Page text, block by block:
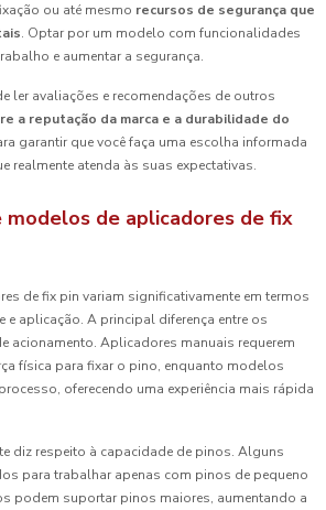
ou até mesmo recursos de segurança que
. Optar por um modelo com funcionalidades
e aumentar a segurança.
ler avaliações e recomendações de outros
a reputação da marca e a durabilidade do
garantir que você faça uma escolha informada
realmente atenda às suas expectativas.
modelos de aplicadores de fix
de fix pin variam significativamente em termos
e aplicação. A principal diferença entre os
acionamento. Aplicadores manuais requerem
física para fixar o pino, enquanto modelos
oferecendo uma experiência mais rápida
diz respeito à capacidade de pinos. Alguns
para trabalhar apenas com pinos de pequeno
podem suportar pinos maiores, aumentando a